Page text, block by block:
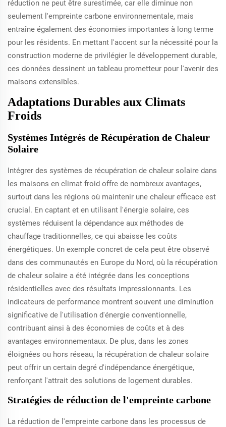
réduction ne peut être surestimée, car elle diminue non
seulement l'empreinte carbone environnementale, mais
entraîne également des économies importantes à long terme
pour les résidents. En mettant l'accent sur la nécessité pour la
construction moderne de privilégier le développement durable,
ces données dessinent un tableau prometteur pour l'avenir des
maisons extensibles.
Adaptations Durables aux Climats
Froids
Systèmes Intégrés de Récupération de Chaleur
Solaire
Intégrer des systèmes de récupération de chaleur solaire dans
les maisons en climat froid offre de nombreux avantages,
surtout dans les régions où maintenir une chaleur efficace est
crucial. En captant et en utilisant l'énergie solaire, ces
systèmes réduisent la dépendance aux méthodes de
chauffage traditionnelles, ce qui abaisse les coûts
énergétiques. Un exemple concret de cela peut être observé
dans des communautés en Europe du Nord, où la récupération
de chaleur solaire a été intégrée dans les conceptions
résidentielles avec des résultats impressionnants. Les
indicateurs de performance montrent souvent une diminution
significative de l'utilisation d'énergie conventionnelle,
contribuant ainsi à des économies de coûts et à des
avantages environnementaux. De plus, dans les zones
éloignées ou hors réseau, la récupération de chaleur solaire
peut offrir un certain degré d'indépendance énergétique,
renforçant l'attrait des solutions de logement durables.
Stratégies de réduction de l'empreinte carbone
La réduction de l'empreinte carbone dans les processus de